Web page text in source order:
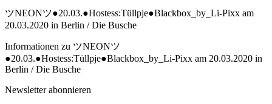
ツNEONツ●20.03.●Hostess:Tüllpje●Blackbox_by_Li-Pixx am
20.03.2020 in Berlin / Die Busche
Informationen zu ツNEONツ
●20.03.●Hostess:Tüllpje●Blackbox_by_Li-Pixx am 20.03.2020 in
Berlin / Die Busche
Newsletter abonnieren